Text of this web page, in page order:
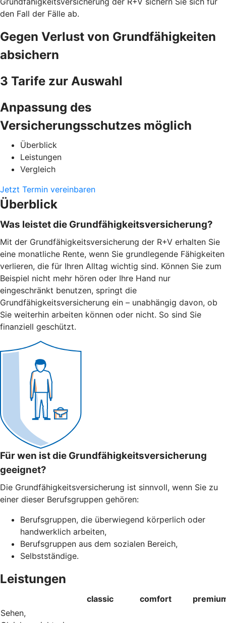
den Fall der Fälle ab.
Gegen Verlust von Grundfähigkeiten
absichern
3 Tarife zur Auswahl
Anpassung des
Versicherungsschutzes möglich
Überblick
Leistungen
Vergleich
Jetzt Termin vereinbaren
Überblick
Was leistet die Grundfähigkeitsversicherung?
Mit der Grundfähigkeitsversicherung der R+V erhalten Sie
eine monatliche Rente, wenn Sie grundlegende Fähigkeiten
verlieren, die für Ihren Alltag wichtig sind. Können Sie zum
Beispiel nicht mehr hören oder Ihre Hand nur
eingeschränkt benutzen, springt die
Grundfähigkeitsversicherung ein – unabhängig davon, ob
Sie weiterhin arbeiten können oder nicht. So sind Sie
finanziell geschützt.
Für wen ist die Grundfähigkeitsversicherung
geeignet?
Die Grundfähigkeitsversicherung ist sinnvoll, wenn Sie zu
einer dieser Berufsgruppen gehören:
Berufsgruppen, die überwiegend körperlich oder
handwerklich arbeiten,
Berufsgruppen aus dem sozialen Bereich,
Selbstständige.
Leistungen
classic comfort
Sehen,